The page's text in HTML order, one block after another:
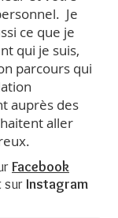
Je
ce que je
qui je suis,
parcours qui
auprès des
aller
Facebook
sur Instagram